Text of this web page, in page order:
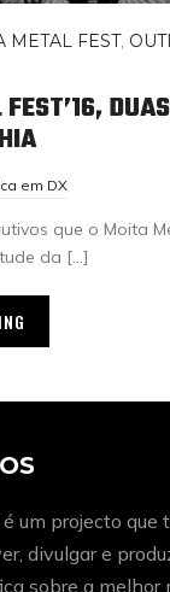
METAL FEST,
em DX
que o Moita
da […]
é um projecto que
divulgar e
sobre a melhor